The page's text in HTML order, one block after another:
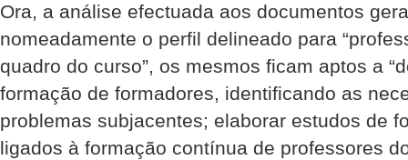
Ora, a análise efectuada aos documentos
nomeadamente o perfil delineado para
quadro do curso”, os mesmos ficam aptos a
formação de formadores, identificando as
problemas subjacentes; elaborar estudos de
ligados à formação contínua de professores